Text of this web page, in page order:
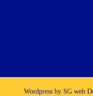
Wordpress by SG web